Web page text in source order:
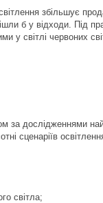
збільшує
б у відходи. Під
у світлі червоних
дослідженнями
сценаріїв
світла;